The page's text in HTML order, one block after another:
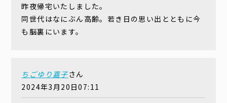
昨夜帰宅いたしました。
同世代はなにぶん高齢。若き日の思い出とともに今
も脳裏にいます。
ちごゆり嘉子さん
2024年3月20日07:11